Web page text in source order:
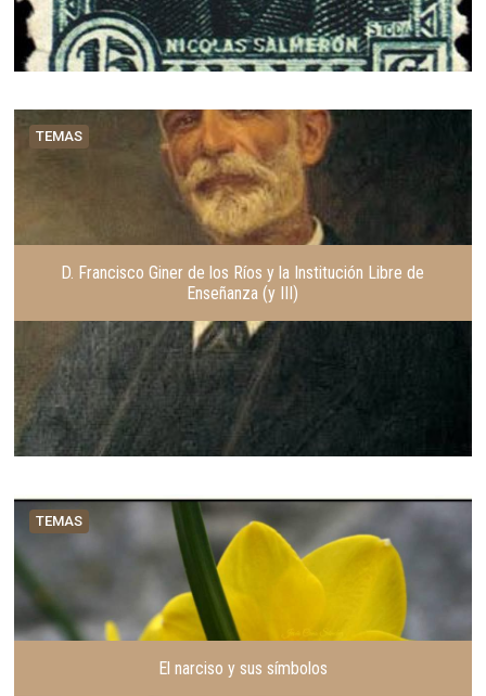
TEMAS
D. Francisco Giner de los Ríos y la Institución Libre de
Enseñanza (y III)
TEMAS
El narciso y sus símbolos